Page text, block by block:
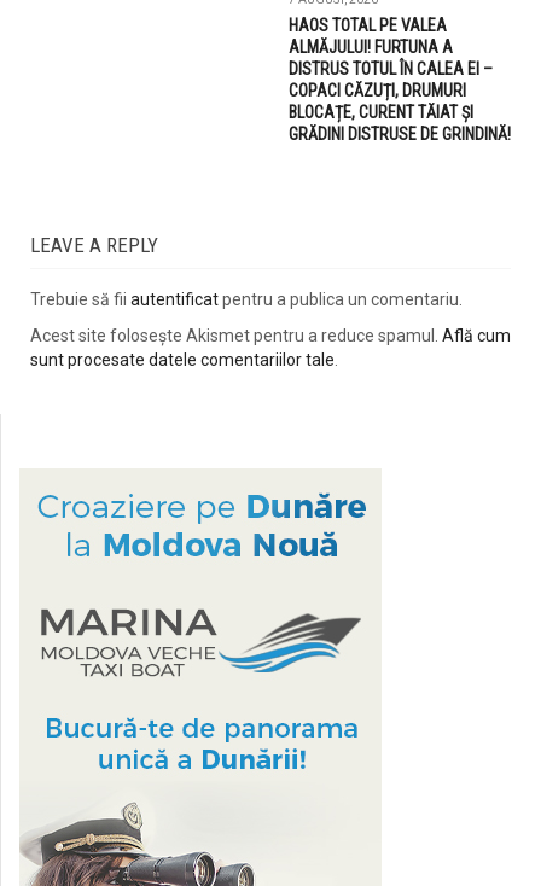
HAOS TOTAL PE VALEA
ALMĂJULUI! FURTUNA A
DISTRUS TOTUL ÎN CALEA EI –
COPACI CĂZUȚI, DRUMURI
BLOCAȚE, CURENT TĂIAT ȘI
GRĂDINI DISTRUSE DE GRINDINĂ!
LEAVE A REPLY
Trebuie să fii autentificatpentru a publica un comentariu.
Acest site folosește Akismet pentru a reduce spamul. Află cum
sunt procesate datele comentariilor tale